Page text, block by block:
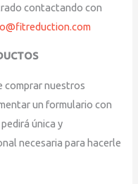
contactando con
comprar nuestros
un formulario con
única y
necesaria para hacerle